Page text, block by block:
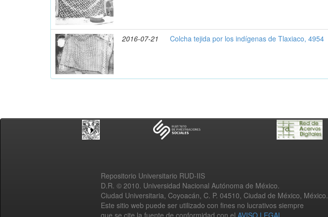
2016-07-21 Colcha tejida por los indígenas de Tlaxiaco, 4954
Repositorio Universitario RUD-IIS
D.R. © 2010. Universidad Nacional Autónoma de México.
Ciudad Universitaria, Coyoacán, C. P. 04510, Ciudad de México, México.
Este sitio web puede ser utilizado con fines no lucrativos siempre
que se cite la fuente de conformidad con el AVISO LEGAL